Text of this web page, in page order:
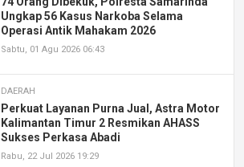
Ungkap 56 Kasus Narkoba Selama
Operasi Antik Mahakam 2026
Sabtu, 01 Agu 2026 06:43
DAERAH
Perkuat Layanan Purna Jual, Astra Motor
Kalimantan Timur 2 Resmikan AHASS
Sukses Perkasa Abadi
Rabu, 22 Jul 2026 19:29